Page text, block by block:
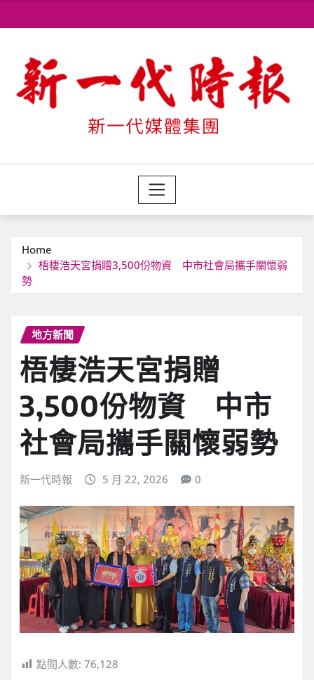
to
Home
梧棲浩天宮捐贈3,500份物資 中市社會局攜手關懷弱
勢
地方新聞
梧棲浩天宮捐贈
3,500份物資 中市
社會局攜手關懷弱勢
新一代時報 5 月 22, 2026 0
點閱人數: 76,128